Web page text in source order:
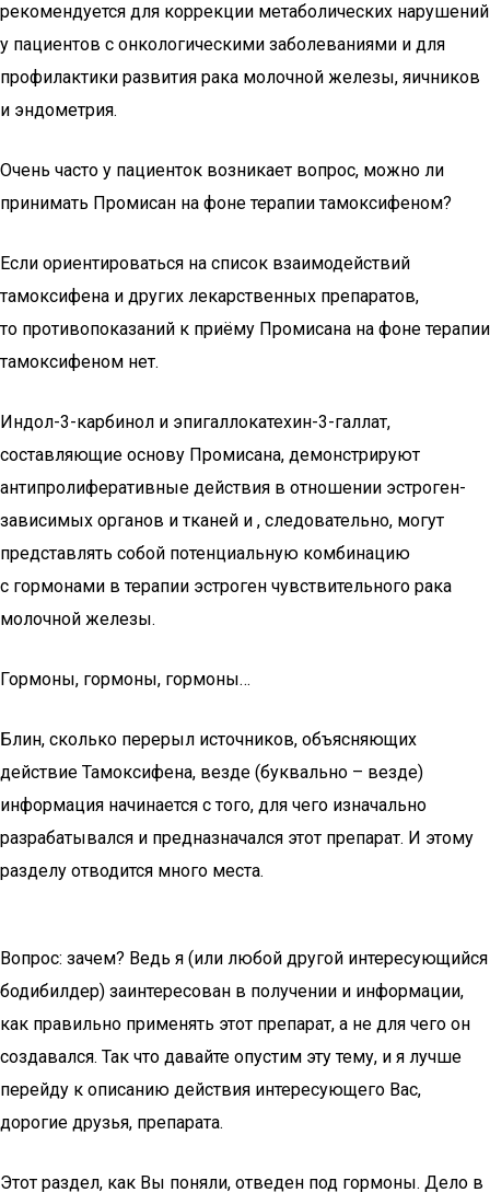
рекомендуется для коррекции метаболических нарушений
у пациентов с онкологическими заболеваниями и для
профилактики развития рака молочной железы, яичников
и эндометрия.
Очень часто у пациенток возникает вопрос, можно ли
принимать Промисан на фоне терапии тамоксифеном?
Если ориентироваться на список взаимодействий
тамоксифена и других лекарственных препаратов,
то противопоказаний к приёму Промисана на фоне терапии
тамоксифеном нет.
Индол-3-карбинол и эпигаллокатехин-3-галлат,
составляющие основу Промисана, демонстрируют
антипролиферативные действия в отношении эстроген-
зависимых органов и тканей и , следовательно, могут
представлять собой потенциальную комбинацию
с гормонами в терапии эстроген чувствительного рака
молочной железы.
Гормоны, гормоны, гормоны…
Блин, сколько перерыл источников, объясняющих
действие Тамоксифена, везде (буквально – везде)
информация начинается с того, для чего изначально
разрабатывался и предназначался этот препарат. И этому
разделу отводится много места.
Вопрос: зачем? Ведь я (или любой другой интересующийся
бодибилдер) заинтересован в получении и информации,
как правильно применять этот препарат, а не для чего он
создавался. Так что давайте опустим эту тему, и я лучше
перейду к описанию действия интересующего Вас,
дорогие друзья, препарата.
Этот раздел, как Вы поняли, отведен под гормоны. Дело в